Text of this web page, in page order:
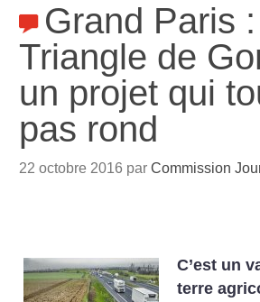
Grand Paris :
Triangle de
un projet qui
pas rond
22 octobre 2016 parCommission
C’est un
terre